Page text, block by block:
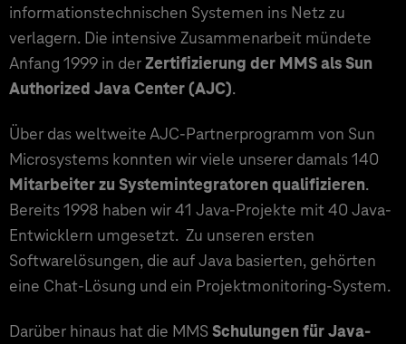
informationstechnischen Systemen ins Netz zu
verlagern. Die intensive Zusammenarbeit mündete
Anfang 1999 in derZertifizierung der MMS als Sun
Authorized Java Center (AJC).
Über das weltweite AJC-Partnerprogramm von Sun
Microsystems konnten wir viele unserer damals 140
Mitarbeiter zu Systemintegratoren qualifizieren.
Bereits 1998 haben wir 41 Java-Projekte mit 40 Java-
Entwicklern umgesetzt. Zu unseren ersten
Softwarelösungen, die auf Java basierten, gehörten
eine Chat-Lösung und ein Projektmonitoring-System.
Darüber hinaus hat die MMS Schulungen für Java-